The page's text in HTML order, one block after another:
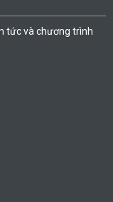
tức và chương trình